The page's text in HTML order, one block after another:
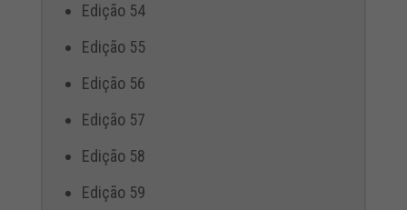
Edição 54
Edição 55
Edição 56
Edição 57
Edição 58
Edição 59